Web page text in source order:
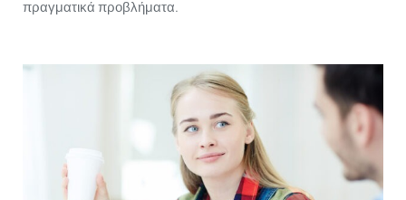
πραγματικά προβλήματα.